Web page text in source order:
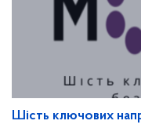
Шість ключових